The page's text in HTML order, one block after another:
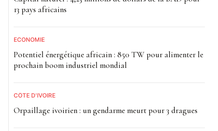
13 pays africains
ECONOMIE
Potentiel énergétique africain : 850 TW pour alimenter le
prochain boom industriel mondial
CÔTE D'IVOIRE
Orpaillage ivoirien : un gendarme meurt pour 3 dragues